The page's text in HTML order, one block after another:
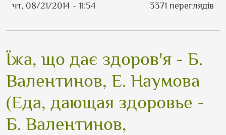
чт, 08/21/2014 - 11:54 3371 переглядів
Їжа, що дає здоров'я - Б.
Валентинов, Е. Наумова
(Еда, дающая здоровье -
Б. Валентинов,